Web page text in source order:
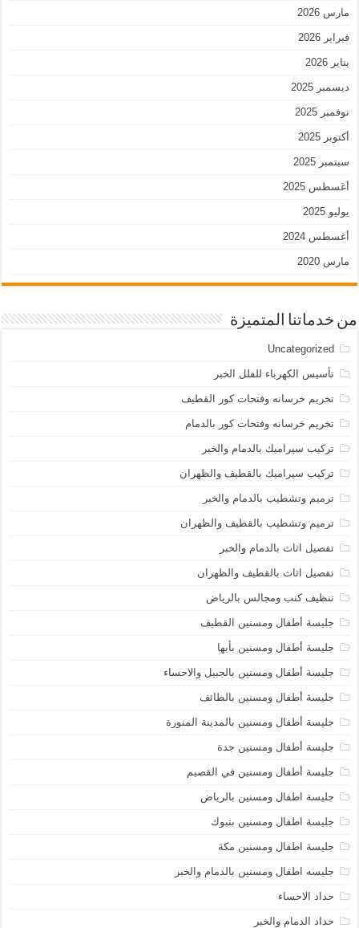
مارس 2026
فبراير 2026
يناير 2026
ديسمبر 2025
نوفمبر 2025
أكتوبر 2025
سبتمبر 2025
أغسطس 2025
يوليو 2025
أغسطس 2024
مارس 2020
من خدماتنا المتميزة
Uncategorized
تأسيس الكهرباء للفلل الخبر
تخريم خرسانه وفتحات كور القطيف
تخريم خرسانه وفتحات كور بالدمام
تركيب سيراميك بالدمام والخبر
تركيب سيراميك بالقطيف والظهران
ترميم وتشطيب بالدمام والخبر
ترميم وتشطيب بالقطيف والظهران
تفصيل اثاث بالدمام والخبر
تفصيل اثاث بالقطيف والظهران
تنظيف كنب ومجالس بالرياض
جليسة أطفال ومسنين القطيف
جليسة أطفال ومسنين بأبها
جليسة أطفال ومسنين بالجبيل والاحساء
جليسة أطفال ومسنين بالطائف
جليسة أطفال ومسنين بالمدينة المنورة
جليسة أطفال ومسنين جدة
جليسة أطفال ومسنين في القصيم
جليسة اطفال ومسنين بالرياض
جليسة اطفال ومسنين بتبوك
جليسة اطفال ومسنين مكة
جليسه اطفال ومسنين بالدمام والخبر
حداد الاحساء
حداد الدمام والخبر